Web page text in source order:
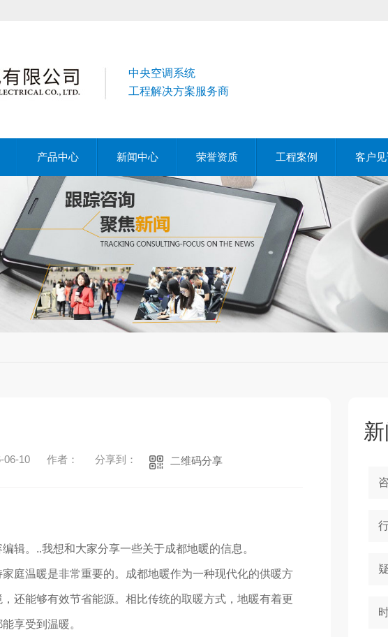
中央空调系统
工程解决方案服务商
产品中心 新闻中心 荣誉资质 工程案例 客户
06-10 作者： 分享到： 二维码分享
辑。..我想和大家分享一些关于成都地暖的信息。
庭温暖是非常重要的。成都地暖作为一种现代化的供暖方
还能够有效节省能源。相比传统的取暖方式，地暖有着更
享受到温暖。